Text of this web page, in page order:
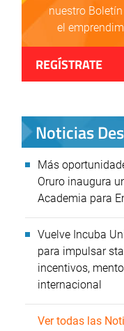
nuestro
el
REGÍSTRATE
Noticias
Más
Oruro inaugura
Academia para
Vuelve Incuba
para impulsar
incentivos,
internacional
Ver todas las